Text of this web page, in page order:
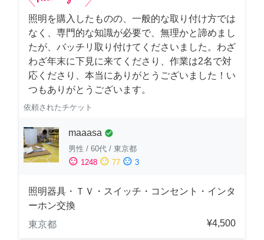
照明を購入したものの、一般的な取り付け方では
なく、専門的な知識が必要で、無理かと諦めまし
たが、バッチリ取り付けてくださいました。わざ
わざ年末に下見に来てくださり、作業は2名で対
応くださり、本当にありがとうございました！い
つもありがとうございます。
依頼されたチケット
maaasa check_circle
男性 / 60代 / 東京都
sentiment_satisfied 1248 sentiment_neutral 77 sentiment_dissatisfied 3
照明器具・ＴＶ・スイッチ・コンセント・インタ
ーホン交換
東京都
¥4,500